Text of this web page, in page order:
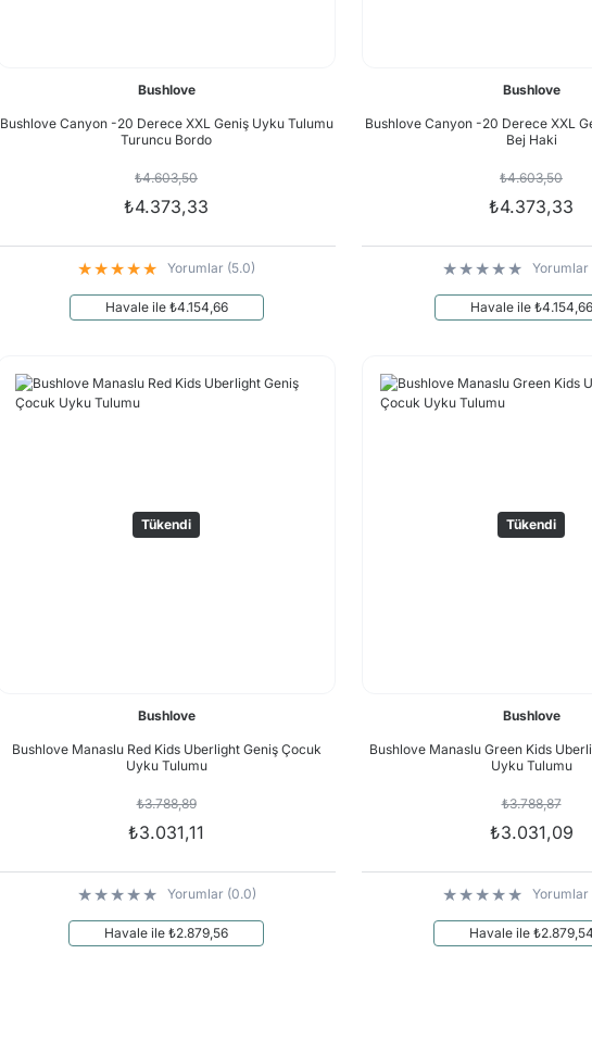
Bushlove
Bushlove Canyon -20 Derece XXL Geniş Uyku Tulumu
Turuncu Bordo
₺4.603,50
₺4.373,33
Yorumlar (5.0)
Havale ile ₺4.154,66
Bushlove
Bushlove Canyon -20 Derece XXL
Bej Haki
₺4.603,50
₺4.373,33
Yorumlar
Havale ile ₺4.154,66
Tükendi
Bushlove
Bushlove Manaslu Red Kids Uberlight Geniş Çocuk
Uyku Tulumu
₺3.788,89
₺3.031,11
Yorumlar (0.0)
Havale ile ₺2.879,56
Tükendi
Bushlove
Bushlove Manaslu Green Kids
Uyku Tulumu
₺3.788,87
₺3.031,09
Yorumlar
Havale ile ₺2.879,54